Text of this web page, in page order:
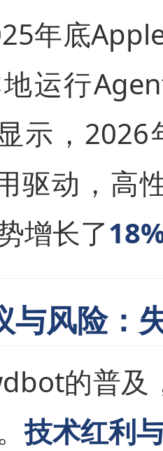
年底
运行
示，
驱动，高
增长了
与风险：
的普及
技术红利